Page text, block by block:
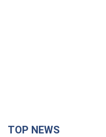
TOP NEWS